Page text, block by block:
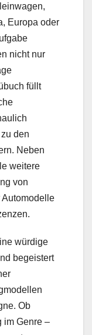
Europa oder
nicht nur
füllt
den
Neben
weitere
von
Automodelle
würdige
begeistert
Ob
im Genre –